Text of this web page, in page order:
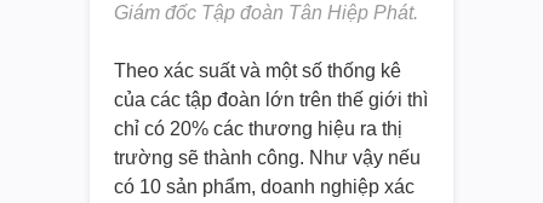
Giám đốc Tập đoàn Tân Hiệp Phát.
Theo xác suất và một số thống kê
của các tập đoàn lớn trên thế giới thì
chỉ có 20% các thương hiệu ra thị
trường sẽ thành công. Như vậy nếu
có 10 sản phẩm, doanh nghiệp xác